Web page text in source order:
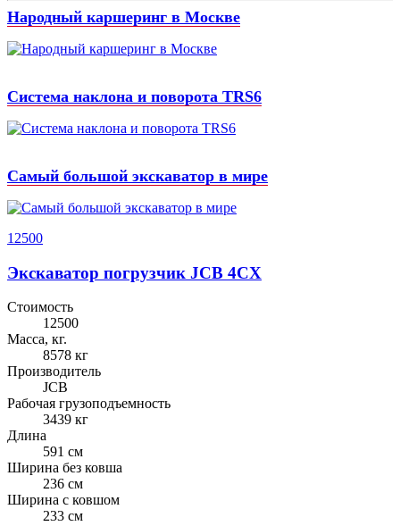
Народный каршеринг в Москве
Система наклона и поворота TRS6
Самый большой экскаватор в мире
12500
Экскаватор погрузчик JCB 4CX
Стоимость
12500
Масса, кг.
8578 кг
Производитель
JCB
Рабочая грузоподъемность
3439 кг
Длина
591 см
Ширина без ковша
236 см
Ширина с ковшом
233 см